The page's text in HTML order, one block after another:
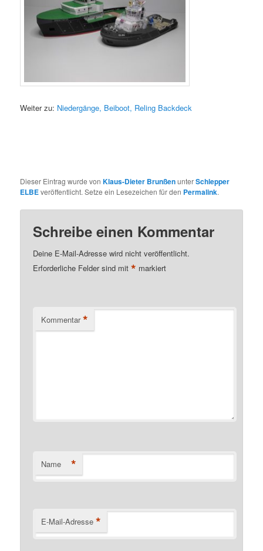
Weiter zu: Niedergänge, Beiboot, Reling Backdeck
Dieser Eintrag wurde vonKlaus-Dieter BrunßenunterSchlepper
ELBEveröffentlicht. Setze ein Lesezeichen für den Permalink.
Schreibe einen Kommentar
Deine E-Mail-Adresse wird nicht veröffentlicht.
Erforderliche Felder sind mit* markiert
Kommentar *
Name *
E-Mail-Adresse *